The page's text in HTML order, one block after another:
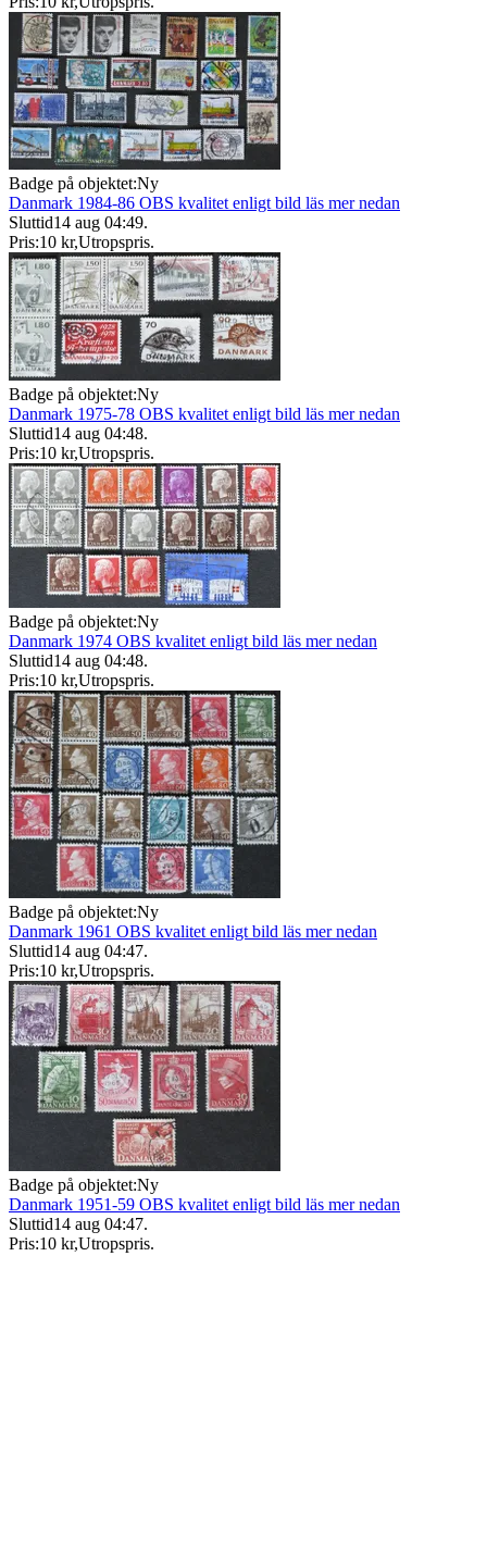
Badge på objektet:Ny
Danmark 1984-86 OBS kvalitet enligt bild läs mer nedan
Sluttid14 aug 04:49.
Pris:10 kr,Utropspris.
Badge på objektet:Ny
Danmark 1975-78 OBS kvalitet enligt bild läs mer nedan
Sluttid14 aug 04:48.
Pris:10 kr,Utropspris.
Badge på objektet:Ny
Danmark 1974 OBS kvalitet enligt bild läs mer nedan
Sluttid14 aug 04:48.
Pris:10 kr,Utropspris.
Badge på objektet:Ny
Danmark 1961 OBS kvalitet enligt bild läs mer nedan
Sluttid14 aug 04:47.
Pris:10 kr,Utropspris.
Badge på objektet:Ny
Danmark 1951-59 OBS kvalitet enligt bild läs mer nedan
Sluttid14 aug 04:47.
Pris:10 kr,Utropspris.